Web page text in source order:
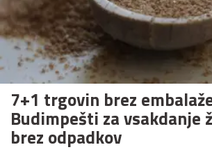
7+1 trgovin brez
Budimpešti za vsakdanje
brez odpadkov